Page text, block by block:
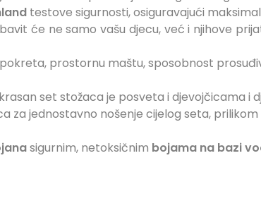
testove sigurnosti, osiguravajući
će ne samo vašu djecu, već i njihove
prostornu maštu, sposobnost
set stožaca je posveta i djevojčicama i
za jednostavno nošenje cijelog seta, prilikom
sigurnim, netoksičnim bojama na bazi